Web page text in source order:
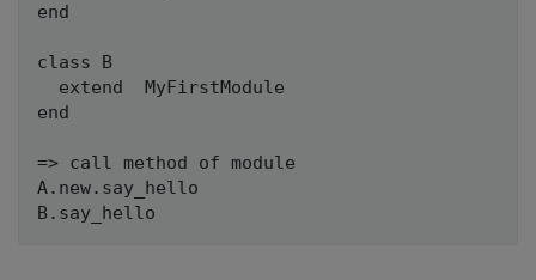
end
class B
  extend  MyFirstModule
end
=> call method of module
A.new.say_hello